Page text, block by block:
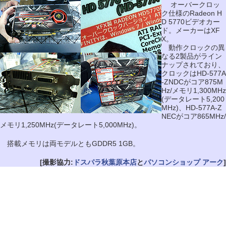
オーバークロッ
ク仕様のRadeon H
D 5770ビデオカー
ド。メーカーはXF
X。
動作クロックの異
なる2製品がライン
ナップされており、
クロックはHD-577A
-ZNDCがコア875M
Hz/メモリ1,300MHz
(データレート5,200
MHz)、HD-577A-Z
NECがコア865MHz/
メモリ1,250MHz(データレート5,000MHz)。
搭載メモリは両モデルともGDDR5 1GB。
[撮影協力: ドスパラ秋葉原本店とパソコンショップ アーク]